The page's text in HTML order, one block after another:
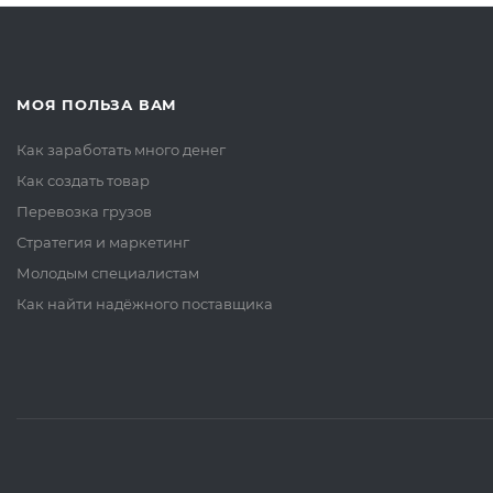
МОЯ ПОЛЬЗА ВАМ
Как заработать много денег
Как создать товар
Перевозка грузов
Стратегия и маркетинг
Молодым специалистам
Как найти надёжного поставщика